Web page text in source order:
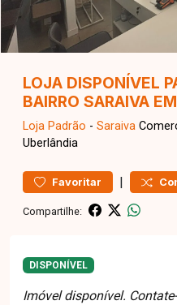
LOJA DISPONÍVEL
BAIRRO SARAIVA
Loja Padrão - Saraiva
Uberlândia
Favoritar |
Compartilhe:
DISPONÍVEL
Imóvel disponível.